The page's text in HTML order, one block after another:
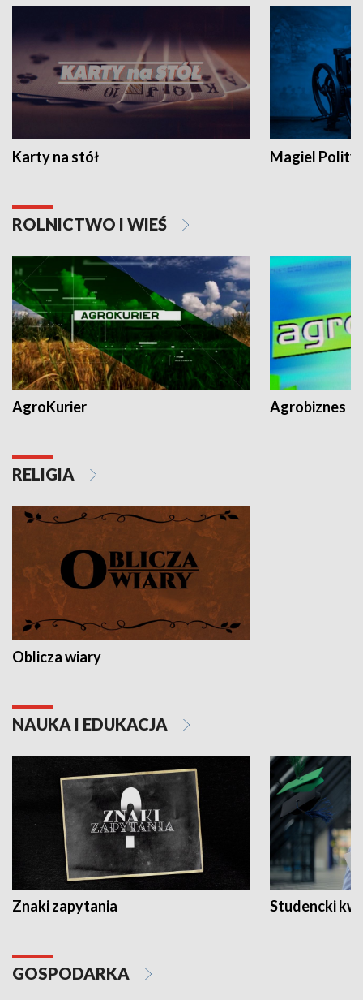
Karty na stół Magiel
ROLNICTWO I WIEŚ
AgroKurier Agrobiznes
RELIGIA
Oblicza wiary
NAUKA I EDUKACJA
Znaki zapytania Studencki
GOSPODARKA